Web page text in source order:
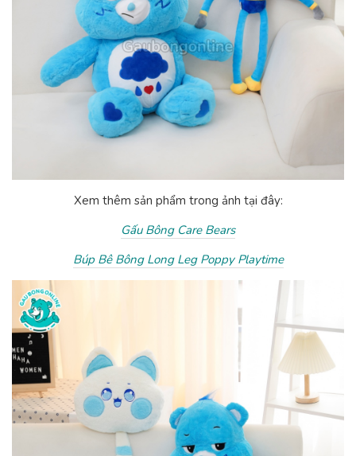
Xem thêm sản phẩm trong ảnh tại đây:
Gấu Bông Care Bears
Búp Bê Bông Long Leg Poppy Playtime